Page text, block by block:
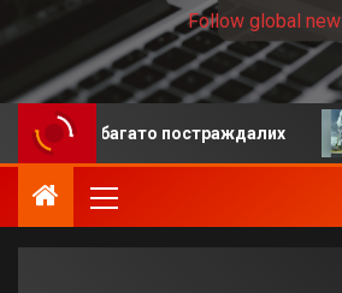
Follow global
багато постраждалих